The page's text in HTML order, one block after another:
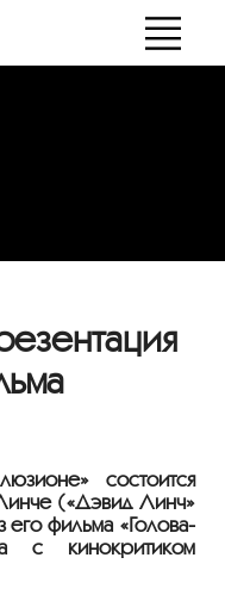
состоится
(«Дэвид Линч»
фильма «Голова-
с кинокритиком